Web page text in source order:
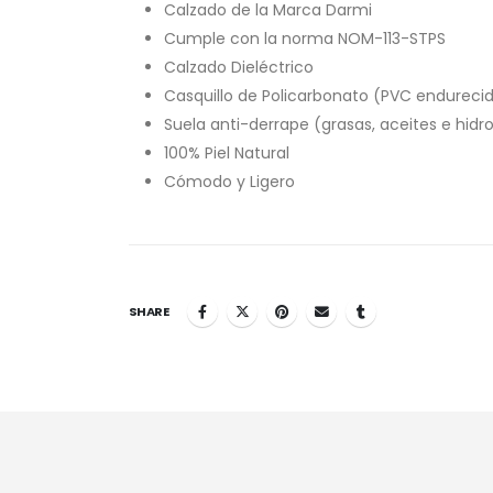
Calzado de la Marca Darmi
Cumple con la norma NOM-113-STPS
Calzado Dieléctrico
Casquillo de Policarbonato (PVC
Suela anti-derrape (grasas, aceites e
100% Piel Natural
Cómodo y Ligero
SHARE